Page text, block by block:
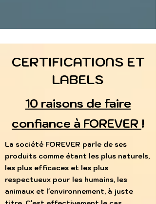
CERTIFICATIONS ET
LABELS
10 raisons de faire
confiance à FOREVER !
La société FOREVER parle de ses
produits comme étant les plus naturels,
les plus efficaces et les plus
respectueux pour les humains, les
animaux et l'environnement, à juste